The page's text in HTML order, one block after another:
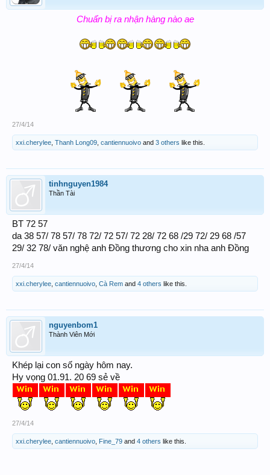
Chuẩn bị ra nhận hàng nào ae
27/4/14
xxi.cherylee Thanh Long09 cantiennuoivo and 3 others like this.
tinhnguyen1984
Thần Tài
BT 72 57
da 38 57/ 78 57/ 78 72/ 72 57/ 72 28/ 72 68 /29 72/ 29 68 /57
29/ 32 78/ văn nghệ anh Đồng thương cho xin nha anh Đồng
27/4/14
xxi.cherylee cantiennuoivo Cà Rem and 4 others like this.
nguyenbom1
Thành Viên Mới
Khép lại con số ngày hôm nay.
Hy vọng 01.91. 20 69 sẻ về
27/4/14
xxi.cherylee cantiennuoivo Fine_79 and 4 others like this.